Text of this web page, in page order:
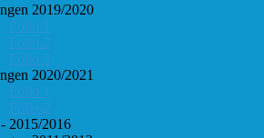
2019/2020
Follo 1
Follo 2
Follo 3
2020/2021
Follo 1
Follo 2
2015/2016